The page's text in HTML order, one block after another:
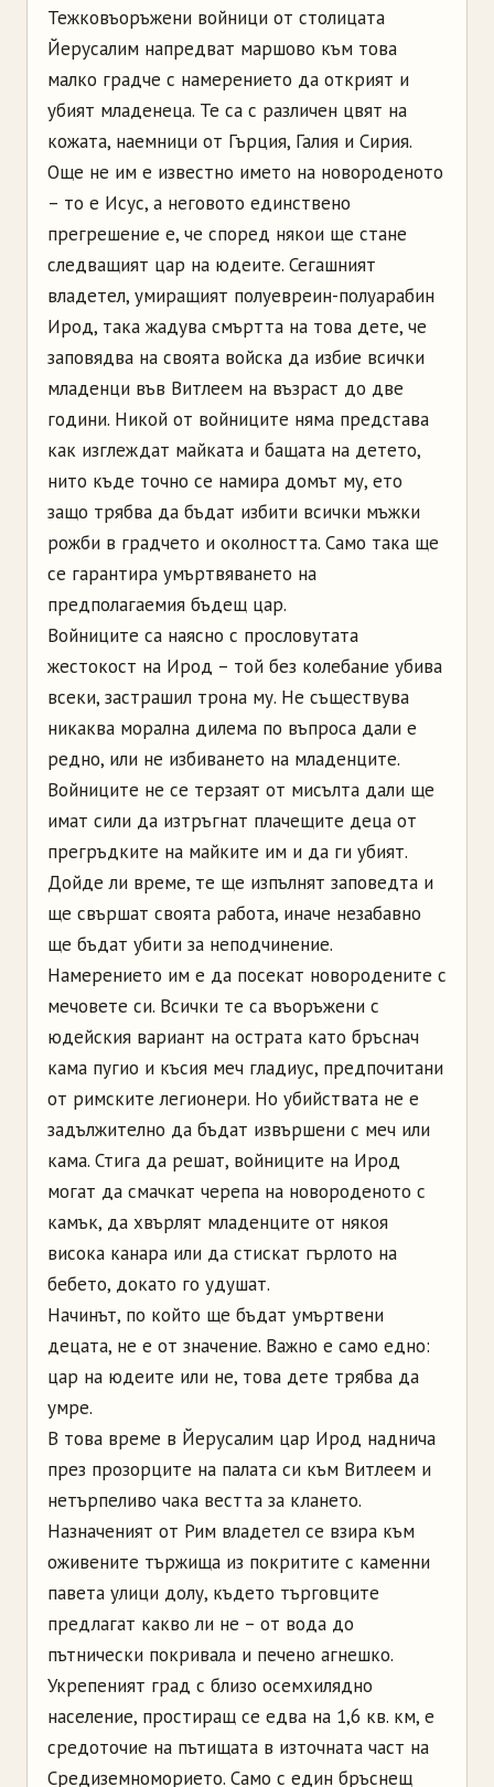
Тежковъоръжени войници от столицата
Йерусалим напредват маршово към това
малко градче с намерението да открият и
убият младенеца. Те са с различен цвят на
кожата, наемници от Гърция, Галия и Сирия.
Още не им е известно името на новороденото
– то е Исус, а неговото единствено
прегрешение е, че според някои ще стане
следващият цар на юдеите. Сегашният
владетел, умиращият полуевреин-полуарабин
Ирод, така жадува смъртта на това дете, че
заповядва на своята войска да избие всички
младенци във Витлеем на възраст до две
години. Никой от войниците няма представа
как изглеждат майката и бащата на детето,
нито къде точно се намира домът му, ето
защо трябва да бъдат избити всички мъжки
рожби в градчето и околността. Само така ще
се гарантира умъртвяването на
предполагаемия бъдещ цар.
Войниците са наясно с прословутата
жестокост на Ирод – той без колебание убива
всеки, застрашил трона му. Не съществува
никаква морална дилема по въпроса дали е
редно, или не избиването на младенците.
Войниците не се терзаят от мисълта дали ще
имат сили да изтръгнат плачещите деца от
прегръдките на майките им и да ги убият.
Дойде ли време, те ще изпълнят заповедта и
ще свършат своята работа, иначе незабавно
ще бъдат убити за неподчинение.
Намерението им е да посекат новородените с
мечовете си. Всички те са въоръжени с
юдейския вариант на острата като бръснач
кама пугио и късия меч гладиус, предпочитани
от римските легионери. Но убийствата не е
задължително да бъдат извършени с меч или
кама. Стига да решат, войниците на Ирод
могат да смачкат черепа на новороденото с
камък, да хвърлят младенците от някоя
висока канара или да стискат гърлото на
бебето, докато го удушат.
Начинът, по който ще бъдат умъртвени
децата, не е от значение. Важно е само едно:
цар на юдеите или не, това дете трябва да
умре.
В това време в Йерусалим цар Ирод наднича
през прозорците на палата си към Витлеем и
нетърпеливо чака вестта за клането.
Назначеният от Рим владетел се взира към
оживените тържища из покритите с каменни
павета улици долу, където търговците
предлагат какво ли не – от вода до
пътнически покривала и печено агнешко.
Укрепеният град с близо осемхилядно
население, простиращ се едва на 1,6 кв. км, е
средоточие на пътищата в източната част на
Средиземноморието. Само с един бръснещ